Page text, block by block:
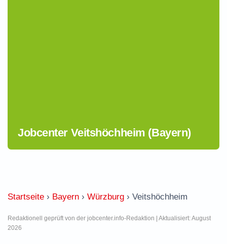
Jobcenter Veitshöchheim (Bayern)
Startseite › Bayern › Würzburg › Veitshöchheim
Redaktionell geprüft von der jobcenter.info-Redaktion | Aktualisiert: August
2026